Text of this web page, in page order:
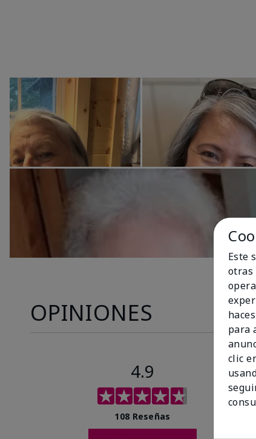
OPINIONES
4.9
108 Reseñas
Este
otras
para
clic